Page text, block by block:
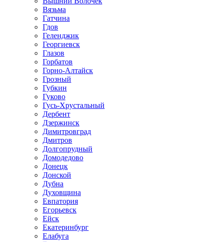
Вязьма
Гатчина
Гдов
Геленджик
Георгиевск
Глазов
Горбатов
Горно-Алтайск
Грозный
Губкин
Гуково
Гусь-Хрустальный
Дербент
Дзержинск
Димитровград
Дмитров
Долгопрудный
Домодедово
Донецк
Донской
Дубна
Духовщина
Евпатория
Егорьевск
Ейск
Екатеринбург
Елабуга